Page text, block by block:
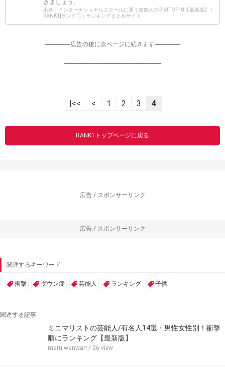
きましょう。
出典：インターナショナルスクールに通う芸能人の子供TOP18【最新版】 |
RANK1[ランク1]｜ランキングまとめサイト
-----------------広告の後に次ページに続きます-----------------
----------------------------------------------------------------
|<< < 1 2 3 4
RANK1トップページに戻る
広告 / スポンサーリンク
広告 / スポンサーリンク
関連するキーワード
衝撃 ダウン症 芸能人 ランキング 子供
関連する記事
ミニマリストの芸能人/有名人14選・男性女性別！衝撃
順にランキング【最新版】
maru.wanwan / 26 view